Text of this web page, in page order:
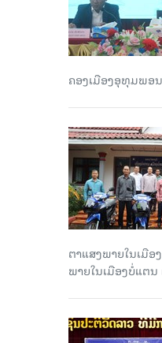
ຄອງເມືອງອຸທຸມພອ
ຕາແສງພາຍໃນເມື
ພາຍໃນເມືອງບໍ່ແຕນ